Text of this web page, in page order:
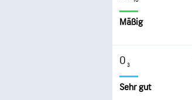
Mäßig
O3
Sehr gut